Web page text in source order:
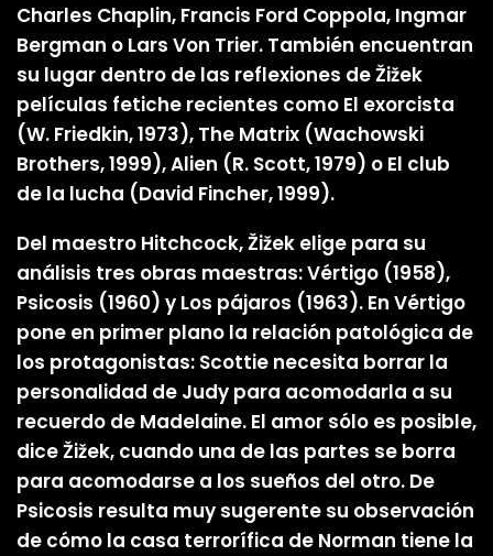
Charles Chaplin, Francis Ford Coppola, Ingmar
Bergman o Lars Von Trier. También encuentran
su lugar dentro de las reflexiones de Žižek
películas fetiche recientes como El exorcista
(W. Friedkin, 1973), The Matrix (Wachowski
Brothers, 1999), Alien (R. Scott, 1979) o El club
de la lucha (David Fincher, 1999).
Del maestro Hitchcock, Žižek elige para su
análisis tres obras maestras: Vértigo (1958),
Psicosis (1960) y Los pájaros (1963). En Vértigo
pone en primer plano la relación patológica de
los protagonistas: Scottie necesita borrar la
personalidad de Judy para acomodarla a su
recuerdo de Madelaine. El amor sólo es posible,
dice Žižek, cuando una de las partes se borra
para acomodarse a los sueños del otro. De
Psicosis resulta muy sugerente su observación
de cómo la casa terrorífica de Norman tiene la